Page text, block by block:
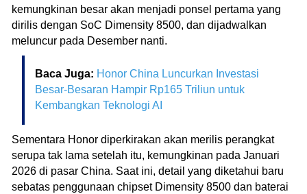
kemungkinan besar akan menjadi ponsel pertama yang
dirilis dengan SoC Dimensity 8500, dan dijadwalkan
meluncur pada Desember nanti.
Baca Juga: Honor China Luncurkan Investasi
Besar-Besaran Hampir Rp165 Triliun untuk
Kembangkan Teknologi AI
Sementara Honor diperkirakan akan merilis perangkat
serupa tak lama setelah itu, kemungkinan pada Januari
2026 di pasar China. Saat ini, detail yang diketahui baru
sebatas penggunaan chipset Dimensity 8500 dan baterai